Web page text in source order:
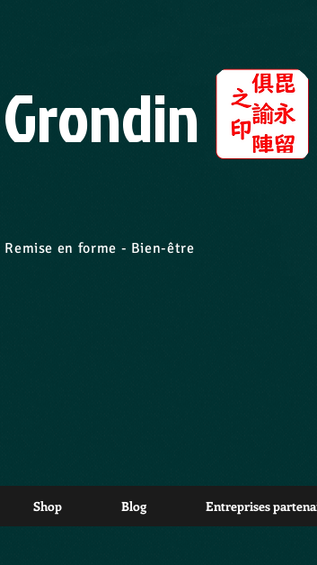
en forme - Bien-être
Shop Blog Entreprises